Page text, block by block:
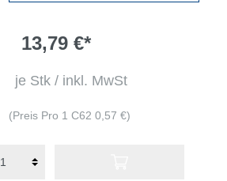
13,79 €*
je Stk / inkl. MwSt
(Preis Pro 1 C62 0,57 €)